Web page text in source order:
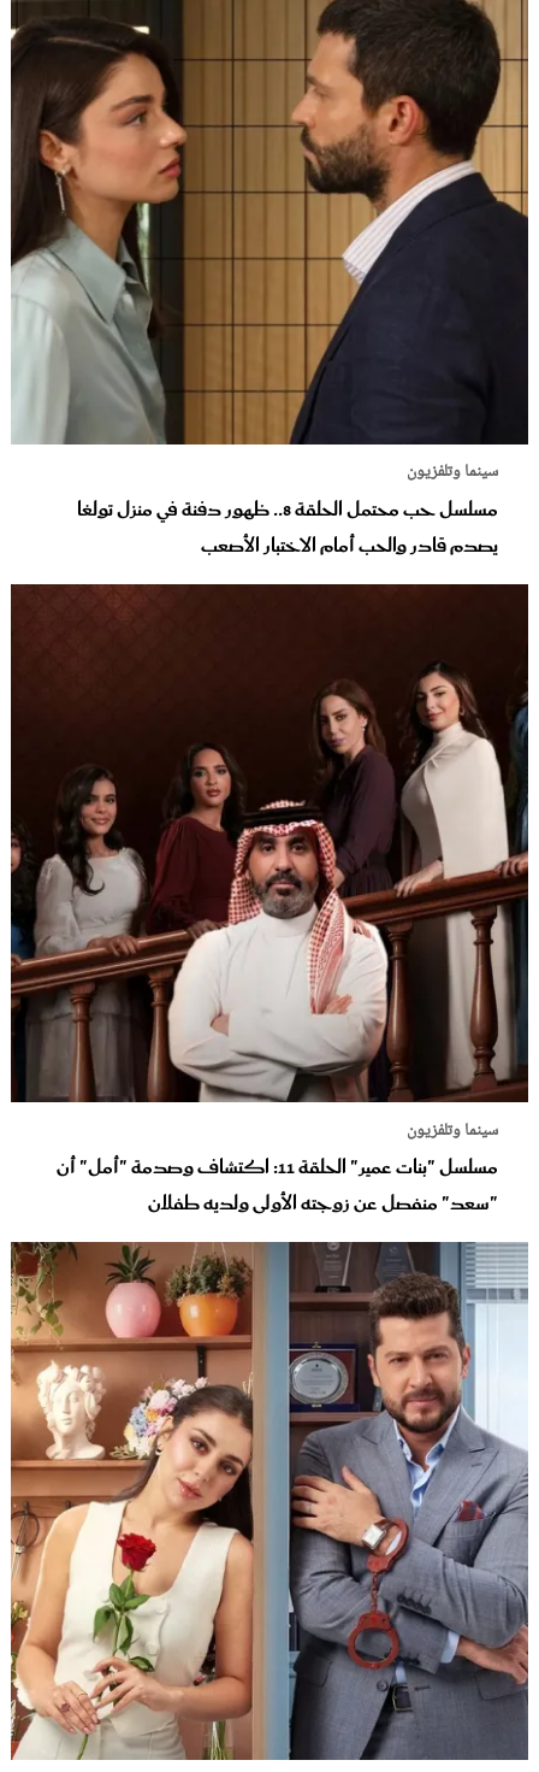
سينما وتلفزيون
مسلسل حب محتمل الحلقة 8.. ظهور دفنة في منزل تولغا
يصدم قادر والحب أمام الاختبار الأصعب
سينما وتلفزيون
مسلسل "بنات عمير" الحلقة 11: اكتشاف وصدمة "أمل" أن
"سعد" منفصل عن زوجته الأولى ولديه طفلان